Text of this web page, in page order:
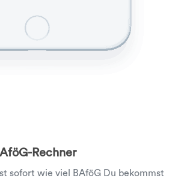
Rechner
sofort wie viel BAföG Du bekommst